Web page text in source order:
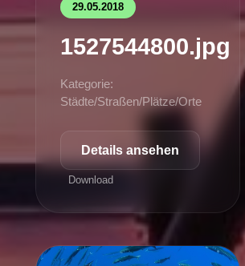
29.05.2018
1527544800.jpg
Kategorie:
Städte/Straßen/Plätze/Orte
Details ansehen
Download